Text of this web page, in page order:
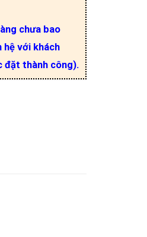
chưa bao
hệ với khách
đặt thành công).